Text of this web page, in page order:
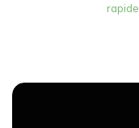
rapide